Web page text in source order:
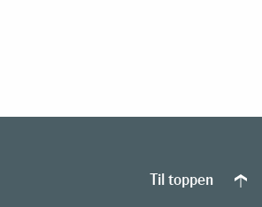
Til toppen